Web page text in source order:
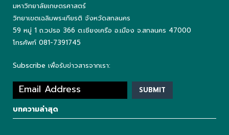
มหาวิทยาลัยเกษตรศาสตร์
วิทยาเขตเฉลิมพระเกียรติ จังหวัดสกลนคร
59 หมู่ 1 ถ.วปรอ 366 ต.เชียงเครือ อ.เมือง จ.สกลนคร 47000
โทรศัพท์ 081-7391745
Subscribe เพื่อรับข่าวสารจากเรา:
บทความล่าสุด